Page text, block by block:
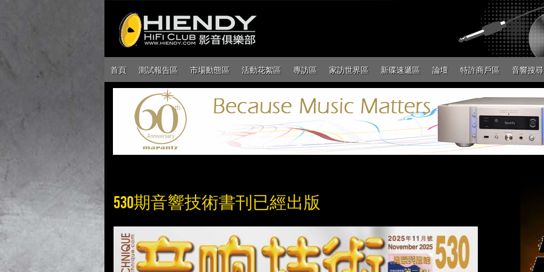
首頁 測試報告區 市場動態區 活動花絮區 專訪區 家訪世界區 新碟速遞區 論壇 特許商戶區 音響搜尋
530期音響技術書刊已經出版